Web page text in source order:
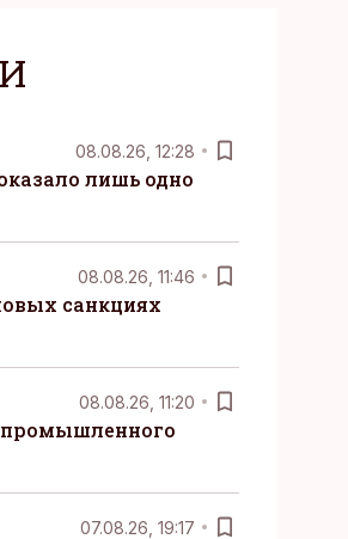
08.08.26, 12:28
лишь одно
08.08.26, 11:46
санкциях
08.08.26, 11:20
07.08.26, 19:17